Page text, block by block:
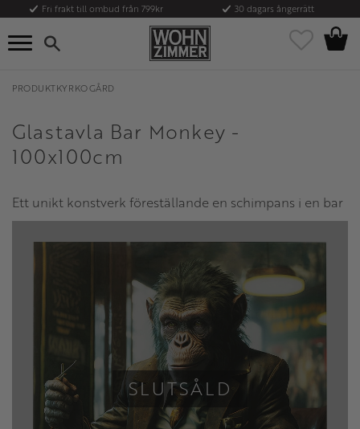
Meny
Fri frakt till ombud från 799kr 30 dagars ångerrätt
Favoriter
PRODUKTKYRKOGÅRD
Glastavla Bar Monkey -
100x100cm
Ett unikt konstverk föreställande en schimpans i en bar
SLUTSÅLD